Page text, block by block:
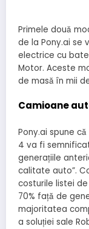
Primele două
de la Pony.ai se
electrice cu
Motor. Aceste
de masă în mii
Camioane
Pony.ai spune
4 va fi
generațiile
calitate auto”.
costurile listei
70% față de
majoritatea
a soluției sale